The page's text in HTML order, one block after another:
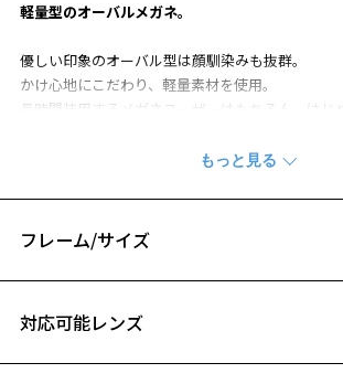
軽量型のオーバルメガネ。
優しい印象のオーバル型は顔馴染みも抜群。
かけ心地にこだわり、軽量素材を使用。
長時間装用するメガネユーザーはもちろん、はじ
手に取りやすい価格に加え、つるの先端はお好み
普段使いから幅広いシーンに活躍いただけます。
WOMEN’S BASIC 特集ページをみる
フレーム/サイズ
対応可能レンズ